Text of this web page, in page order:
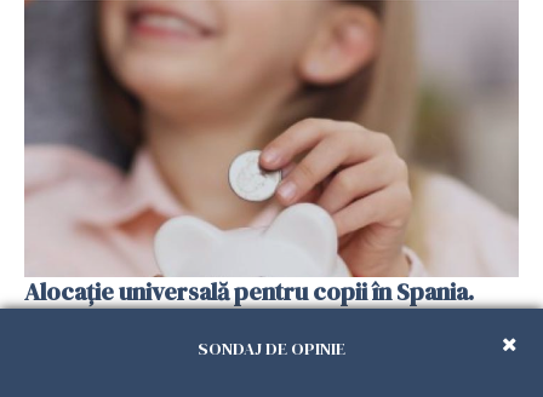
Alocație universală pentru copii în Spania.
SONDAJ DE OPINIE